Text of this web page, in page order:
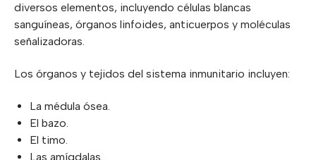
diversos elementos, incluyendo células blancas
sanguíneas, órganos linfoides, anticuerpos y moléculas
señalizadoras.
Los órganos y tejidos del sistema inmunitario incluyen:
La médula ósea.
El bazo.
El timo.
Las amígdalas.